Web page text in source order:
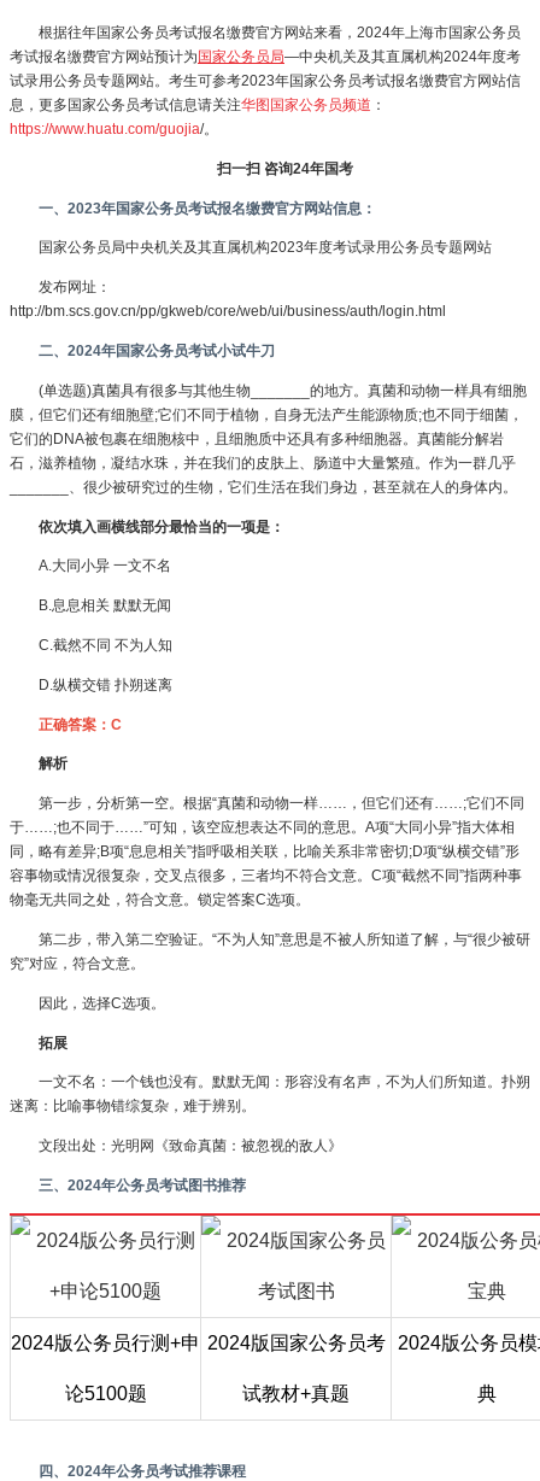
根据往年国家公务员考试报名缴费官方网站来看，2024年上海市国家公务员
考试报名缴费官方网站预计为 国家公务员局—中央机关及其直属机构2024年度考
试录用公务员专题网站。考生可参考2023年国家公务员考试报名缴费官方网站信
息，更多国家公务员考试信息请关注华图国家公务员频道 ：
https://www.huatu.com/guojia/。
扫一扫 咨询24年国考
一、2023年国家公务员考试报名缴费官方网站信息：
国家公务员局中央机关及其直属机构2023年度考试录用公务员专题网站
发布网址：
http://bm.scs.gov.cn/pp/gkweb/core/web/ui/business/auth/login.html
二、2024年国家公务员考试小试牛刀
(单选题)真菌具有很多与其他生物_______的地方。真菌和动物一样具有细胞
膜，但它们还有细胞壁;它们不同于植物，自身无法产生能源物质;也不同于细菌，
它们的DNA被包裹在细胞核中，且细胞质中还具有多种细胞器。真菌能分解岩
石，滋养植物，凝结水珠，并在我们的皮肤上、肠道中大量繁殖。作为一群几乎
_______、很少被研究过的生物，它们生活在我们身边，甚至就在人的身体内。
依次填入画横线部分最恰当的一项是：
A.大同小异 一文不名
B.息息相关 默默无闻
C.截然不同 不为人知
D.纵横交错 扑朔迷离
正确答案：C
解析
第一步，分析第一空。根据“真菌和动物一样……，但它们还有……;它们不同
于……;也不同于……”可知，该空应想表达不同的意思。A项“大同小异”指大体相
同，略有差异;B项“息息相关”指呼吸相关联，比喻关系非常密切;D项“纵横交错”形
容事物或情况很复杂，交叉点很多，三者均不符合文意。C项“截然不同”指两种事
物毫无共同之处，符合文意。锁定答案C选项。
第二步，带入第二空验证。“不为人知”意思是不被人所知道了解，与“很少被研
究”对应，符合文意。
因此，选择C选项。
拓展
一文不名：一个钱也没有。默默无闻：形容没有名声，不为人们所知道。扑朔
迷离：比喻事物错综复杂，难于辨别。
文段出处：光明网《致命真菌：被忽视的敌人》
三、2024年公务员考试图书推荐
2024版公务员行测+申
论5100题
2024版国家公务员考
试教材+真题
2024版公务员
典
四、2024年公务员考试推荐课程